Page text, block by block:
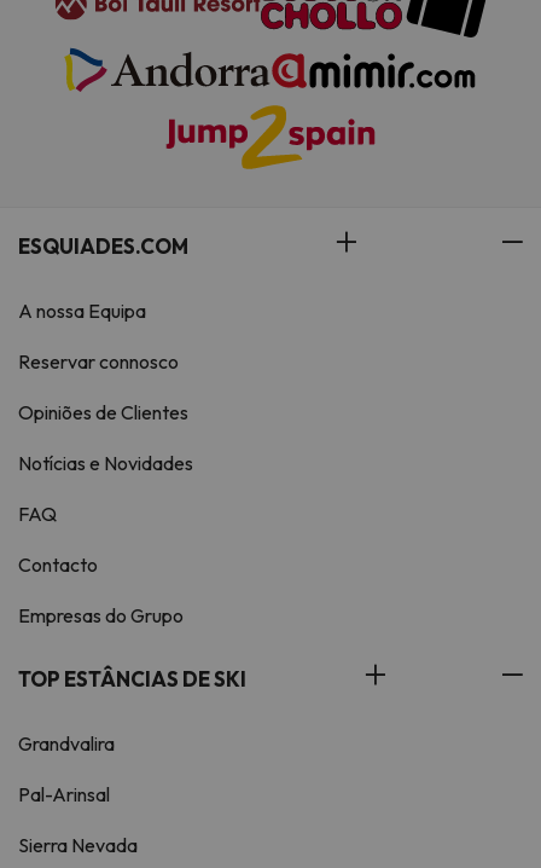
ESQUIADES.COM
A nossa Equipa
Reservar connosco
Opiniões de Clientes
Notícias e Novidades
FAQ
Contacto
Empresas do Grupo
TOP ESTÂNCIAS DE SKI
Grandvalira
Pal-Arinsal
Sierra Nevada